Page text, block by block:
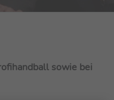
sowie bei